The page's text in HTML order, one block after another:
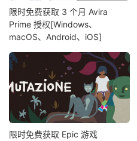
限时免费获取 3 个月 Avira
Prime 授权[Windows、
macOS、Android、iOS]
限时免费获取 Epic 游戏